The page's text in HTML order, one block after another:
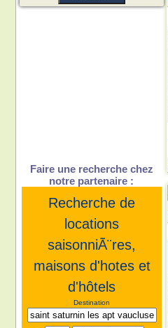
Faire une recherche chez
notre partenaire :
Recherche de
locations
saisonniÃ¨res,
maisons d'hotes et
d'hôtels
Destination